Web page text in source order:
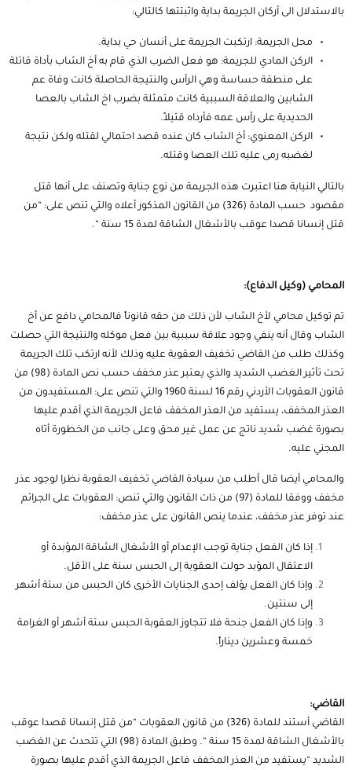
بالاستدلال الى أركان الجريمة بداية واثبتتها كالتالي:
محل الجريمة: ارتكبت الجريمة على أنسان حي بداية.
الركن المادي للجريمة: هو فعل الضرب الذي قام به أخ الشاب بأداة قاتلة
على منطقة حساسة وهي الرأس والنتيجة الحاصلة كانت وفاة عم
الشابين والعلاقة السببية كانت متمثلة بضرب اخ الشاب بالعصا
الحديدية على رأس عمه فأرداه قتيلاً.
الركن المعنوي: أخ الشاب كان عنده قصد احتمالي لقتله ولكن نتيجة
لغضبه رمى عليه تلك العصا وقتله.
بالتالي النيابة هنا اعتبرت هذه الجريمة من نوع جناية وتصنف على أنها قتل
مقصود حسب المادة (326) من القانون المذكور أعلاه والتي تنص على: “من
قتل إنسانا قصدا عوقب بالأشغال الشاقة لمدة 15 سنة “.
المحامي (وكيل الدفاع):
تم توكيل محامي لأخ الشاب لأن ذلك من حقه قانوناً فالمحامي دافع عن أخ
الشاب وقال أنه ينفي وجود علاقة سببية بين فعل موكله والنتيجة التي حصلت
وكذلك طلب من القاضي تخفيف العقوبة عليه وذلك لأنه ارتكب تلك الجريمة
تحت تأثير الغضب الشديد والذي يعتبر عذر مخفف حسب نص المادة (98) من
قانون العقوبات الأردني رقم 16 لسنة 1960 والتي تنص على: المستفيدون من
العذر المخفف، يستفيد من العذر المخفف فاعل الجريمة الذي أقدم عليها
بصورة غضب شديد ناتج عن عمل غير محق وعلى جانب من الخطورة أتاه
المجني عليه.
والمحامي أيضا قال أطلب من سيادة القاضي تخفيف العقوبة نظرا لوجود عذر
مخفف ووفقا للمادة (97) من ذات القانون والتي تنص: العقوبات على الجرائم
عند توفر عذر مخفف، عندما ينص القانون على عذر مخفف:
إذا كان الفعل جناية توجب الإعدام أو الأشغال الشاقة المؤبدة أو
الاعتقال المؤبد حولت العقوبة إلى الحبس سنة على الأقل.
وإذا كان الفعل يؤلف إحدى الجنايات الأخرى كان الحبس من ستة أشهر
إلى سنتين.
وإذا كان الفعل جنحة فلا تتجاوز العقوبة الحبس ستة أشهر أو الغرامة
خمسة وعشرين ديناراً.
القاضي:
القاضي أستند للمادة (326) من قانون العقوبات “من قتل إنسانا قصدا عوقب
بالأشغال الشاقة لمدة 15 سنة “. وطبق المادة (98) التي تتحدث عن الغضب
الشديد “يستفيد من العذر المخفف فاعل الجريمة الذي أقدم عليها بصورة